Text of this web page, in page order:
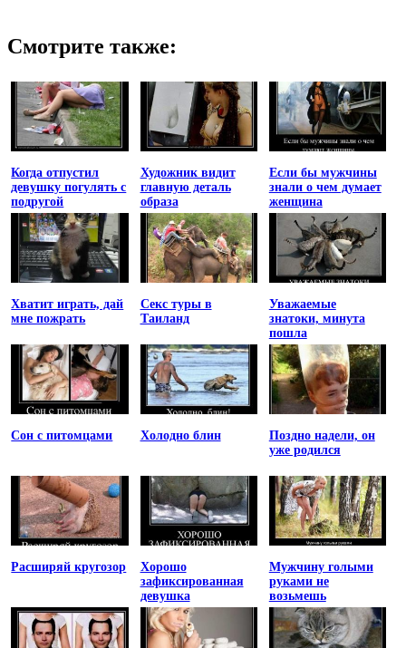
Смотрите также:
Когда отпустил
девушку погулять с
подругой
Художник видит
главную деталь
образа
Если бы мужчины
знали о чем думает
женщина
Хватит играть, дай
мне пожрать
Секс туры в
Таиланд
Уважаемые
знатоки, минута
пошла
Сон с питомцами Холодно блин
Поздно надели, он
уже родился
Расширяй кругозор
Хорошо
зафиксированная
девушка
Мужчину голыми
руками не
возьмешь